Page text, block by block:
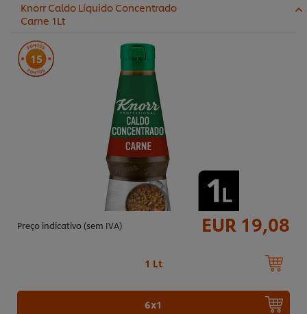
Knorr Caldo Líquido Concentrado
Carne 1Lt
15
Preço indicativo (sem IVA) EUR 19,08
1 Lt
6x1
Utilizamos cookies (e técnicas semelhantes) para
melhorar a sua experiência no nosso site. Os Cookies